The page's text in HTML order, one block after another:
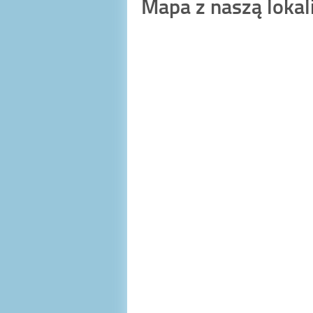
Mapa z naszą